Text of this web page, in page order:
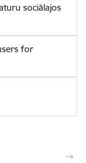
sociālajos
for